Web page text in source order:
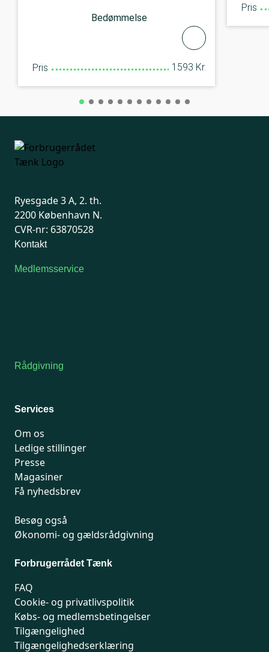
Bedømmelse
Pris 1593 Kr.
Pris
Ryesgade 3 A, 2. th.
2200 København N.
CVR-nr: 63870528
Kontakt
Medlemsservice
Rådgivning
Services
Om os
Ledige stillinger
Presse
Magasiner
Få nyhedsbrev
Besøg også
Økonomi- og gældsrådgivning
Forbrugerrådet Tænk
FAQ
Cookie- og privatlivspolitik
Købs- og medlemsbetingelser
Tilgængelighed
Tilgængelighedserklæring